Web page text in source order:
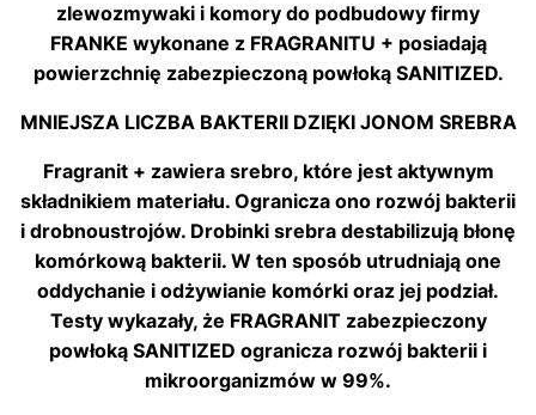
zlewozmywaki i komory do podbudowy firmy
FRANKE wykonane z FRAGRANITU + posiadają
powierzchnię zabezpieczoną powłoką SANITIZED.
MNIEJSZA LICZBA BAKTERII DZIĘKI JONOM SREBRA
Fragranit + zawiera srebro, które jest aktywnym
składnikiem materiału. Ogranicza ono rozwój bakterii
i drobnoustrojów. Drobinki srebra destabilizują błonę
komórkową bakterii. W ten sposób utrudniają one
oddychanie i odżywianie komórki oraz jej podział.
Testy wykazały, że FRAGRANIT zabezpieczony
powłoką SANITIZED ogranicza rozwój bakterii i
mikroorganizmów w 99%.